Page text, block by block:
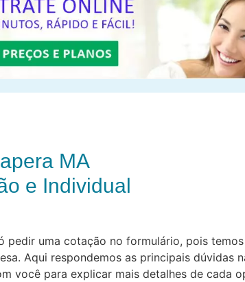
MA
e Individual
pedir uma cotação no formulário, pois
Aqui respondemos as principais dúvidas
você para explicar mais detalhes de cada